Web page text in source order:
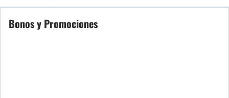
variable de EE. UU. y Corea del Sur Alcanza máximos históricos; Trump
Bonos y Promociones